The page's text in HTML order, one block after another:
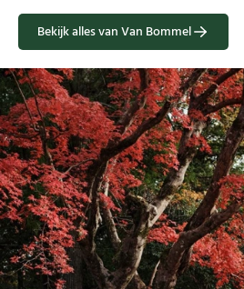
Bekijk alles van Van Bommel